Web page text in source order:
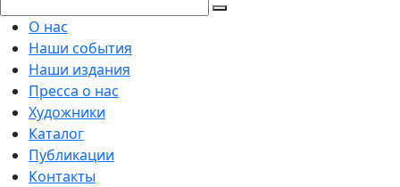
О нас
Наши события
Наши издания
Пресса о нас
Художники
Каталог
Публикации
Контакты